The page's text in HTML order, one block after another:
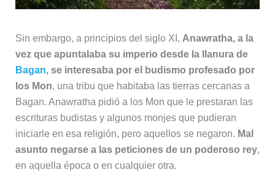
Sin embargo, a principios del siglo XI, Anawratha, a la
vez que apuntalaba su imperio desde la llanura de
Bagan, se interesaba por el budismo profesado por
los Mon, una tribu que habitaba las tierras cercanas a
Bagan. Anawratha pidió a los Mon que le prestaran las
escrituras budistas y algunos monjes que pudieran
iniciarle en esa religión, pero aquellos se negaron. Mal
asunto negarse a las peticiones de un poderoso rey,
en aquella época o en cualquier otra.